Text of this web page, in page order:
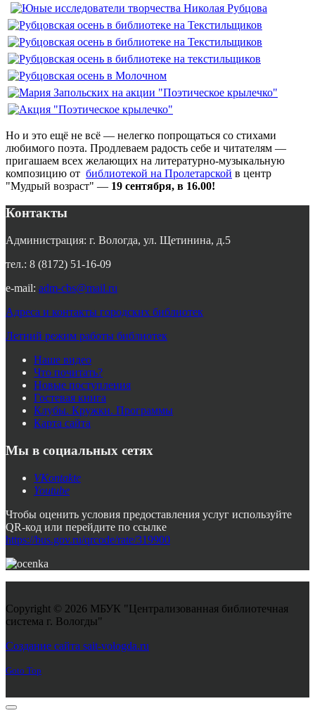
Но и это ещё не всё — нелегко попрощаться со стихами
любимого поэта. Продлеваем радость себе и читателям —
пригашаем всех желающих на литературно-музыкальную
композицию от библиотекой на Пролетарской в центр
"Мудрый возраст" — 19 сентября, в 16.00!
Контакты
Администрация: г. Вологда, ул. Щетинина, д.5
тел.: 8 (8172) 51-16-09
e-mail: adm-cbs@mail.ru
Адреса и контакты городских библиотек
Летний режим работы библиотек
Наше видео
Что почитать?
Новые поступления
Гостевая книга
Клубы. Кружки. Программы
Карта сайта
Мы в социальных сетях
VKontakte
Youtube
Чтобы оценить условия предоставления услуг используйте
QR-код или перейдите по ссылке
https://bus.gov.ru/qrcode/rate/319900
Copyright © 2026 МБУК "Централизованная библиотечная
система г. Вологды"
Создание сайта sait-vologda.ru
Goto Top